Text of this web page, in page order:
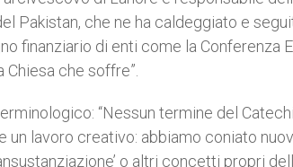
Pakistan, che ne ha caldeggiato e
finanziario di enti come la Conferenza
che soffre”.
“Nessun termine del
un lavoro creativo: abbiamo coniato
o altri concetti propri